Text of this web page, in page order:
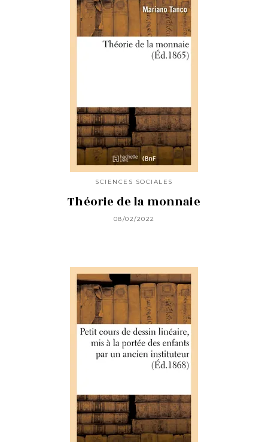
SCIENCES SOCIALES
Théorie de la monnaie
08/02/2022